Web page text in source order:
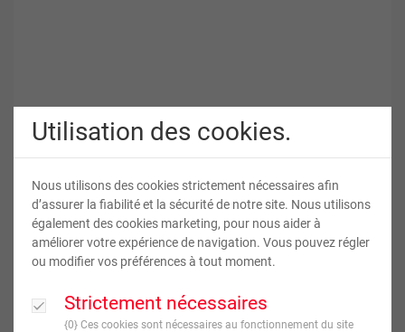
Utilisation des cookies.
Nous utilisons des cookies strictement nécessaires afin
d’assurer la fiabilité et la sécurité de notre site. Nous utilisons
également des cookies marketing, pour nous aider à
améliorer votre expérience de navigation. Vous pouvez régler
ou modifier vos préférences à tout moment.
Strictement nécessaires
{0} Ces cookies sont nécessaires au fonctionnement du site
1 Set de table mousse
€
TVA incluse